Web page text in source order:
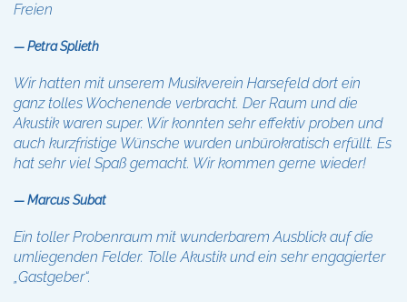
Freien
Petra Splieth
Wir hatten mit unserem Musikverein Harsefeld dort ein
ganz tolles Wochenende verbracht. Der Raum und die
Akustik waren super. Wir konnten sehr effektiv proben und
auch kurzfristige Wünsche wurden unbürokratisch erfüllt. Es
hat sehr viel Spaß gemacht. Wir kommen gerne wieder!
Marcus Subat
Ein toller Probenraum mit wunderbarem Ausblick auf die
umliegenden Felder. Tolle Akustik und ein sehr engagierter
„Gastgeber“.